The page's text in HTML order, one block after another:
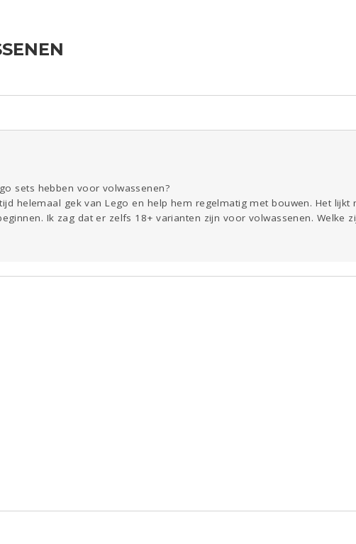
Beauty
sets hebben voor volwassenen?
helemaal gek van Lego en help hem regelmatig met bouwen. Het
Ik zag dat er zelfs 18+ varianten zijn voor volwassenen. Welke